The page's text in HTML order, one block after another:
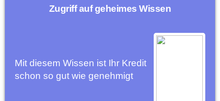
Zugriff auf geheimes Wissen
Mit diesem Wissen ist Ihr Kredit
schon so gut wie genehmigt